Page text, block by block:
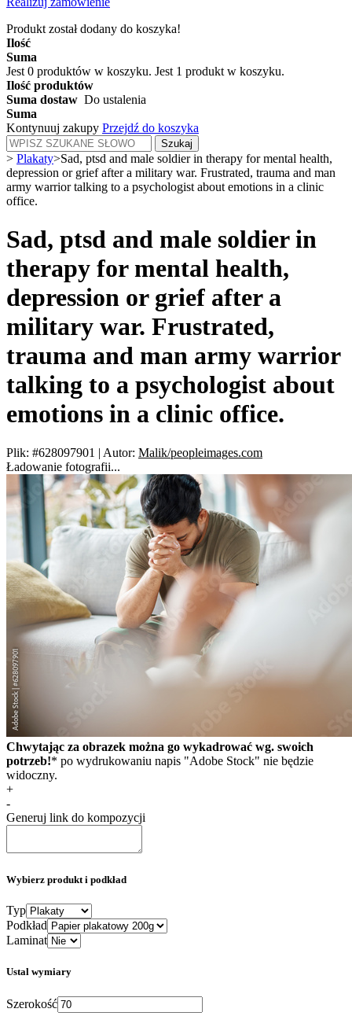
Produkt został dodany do koszyka!
Ilość
Suma
Jest 0 produktów w koszyku. Jest 1 produkt w koszyku.
Ilość produktów
Suma dostaw Do ustalenia
Suma
Kontynuuj zakupy Przejdź do koszyka
Szukaj
> Plakaty>Sad, ptsd and male soldier in therapy for mental health,
depression or grief after a military war. Frustrated, trauma and man
army warrior talking to a psychologist about emotions in a clinic
office.
Sad, ptsd and male soldier in
therapy for mental health,
depression or grief after a
military war. Frustrated,
trauma and man army warrior
talking to a psychologist about
emotions in a clinic office.
Plik: #628097901 | Autor: Malik/peopleimages.com
Ładowanie fotografii...
Chwytając za obrazek można go wykadrować wg. swoich
potrzeb!* po wydrukowaniu napis "Adobe Stock" nie będzie
widoczny.
+
-
Generuj link do kompozycji
Wybierz produkt i podkład
Typ
Podkład
Laminat
Ustal wymiary
Szerokość